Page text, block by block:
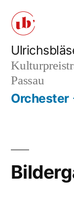
Zum
Inhalt
springen
Passau
Orchester